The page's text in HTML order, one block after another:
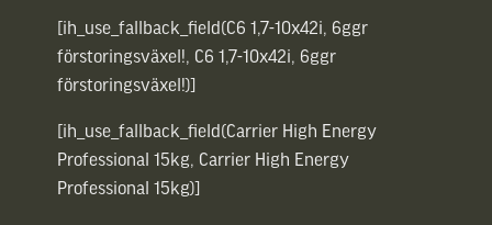
[ih_use_fallback_field(C6 1,7-10x42i, 6ggr
förstoringsväxel!, C6 1,7-10x42i, 6ggr
förstoringsväxel!)]
[ih_use_fallback_field(Carrier High Energy
Professional 15kg, Carrier High Energy
Professional 15kg)]